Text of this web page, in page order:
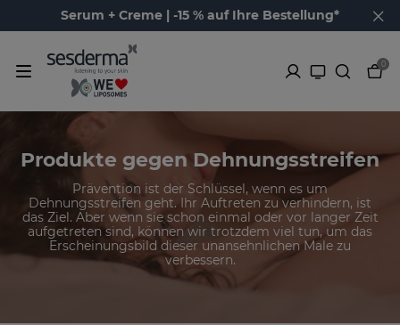
Serum + Creme | -15 % auf Ihre Bestellung*
0
Produkte gegen Dehnungsstreifen
Prävention ist der Schlüssel, wenn es um
Dehnungsstreifen geht. Ihr Auftreten zu verhindern, ist
das Ziel. Aber wenn sie schon einmal oder vor langer Zeit
aufgetreten sind, können wir trotzdem viel tun, um das
Erscheinungsbild dieser unansehnlichen Male zu
verbessern.